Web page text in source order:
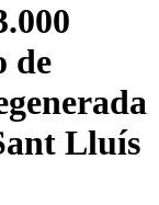
de
Lluís